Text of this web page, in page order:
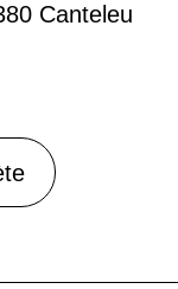
Canteleu